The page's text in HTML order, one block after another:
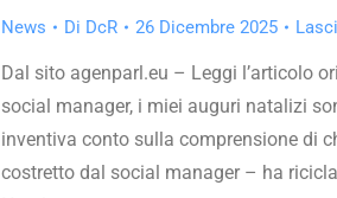
News Di DcR 26 Dicembre 2025
Dal sito agenparl.eu – Leggi l’articolo
social manager, i miei auguri natalizi
inventiva conto sulla comprensione di
costretto dal social manager – ha